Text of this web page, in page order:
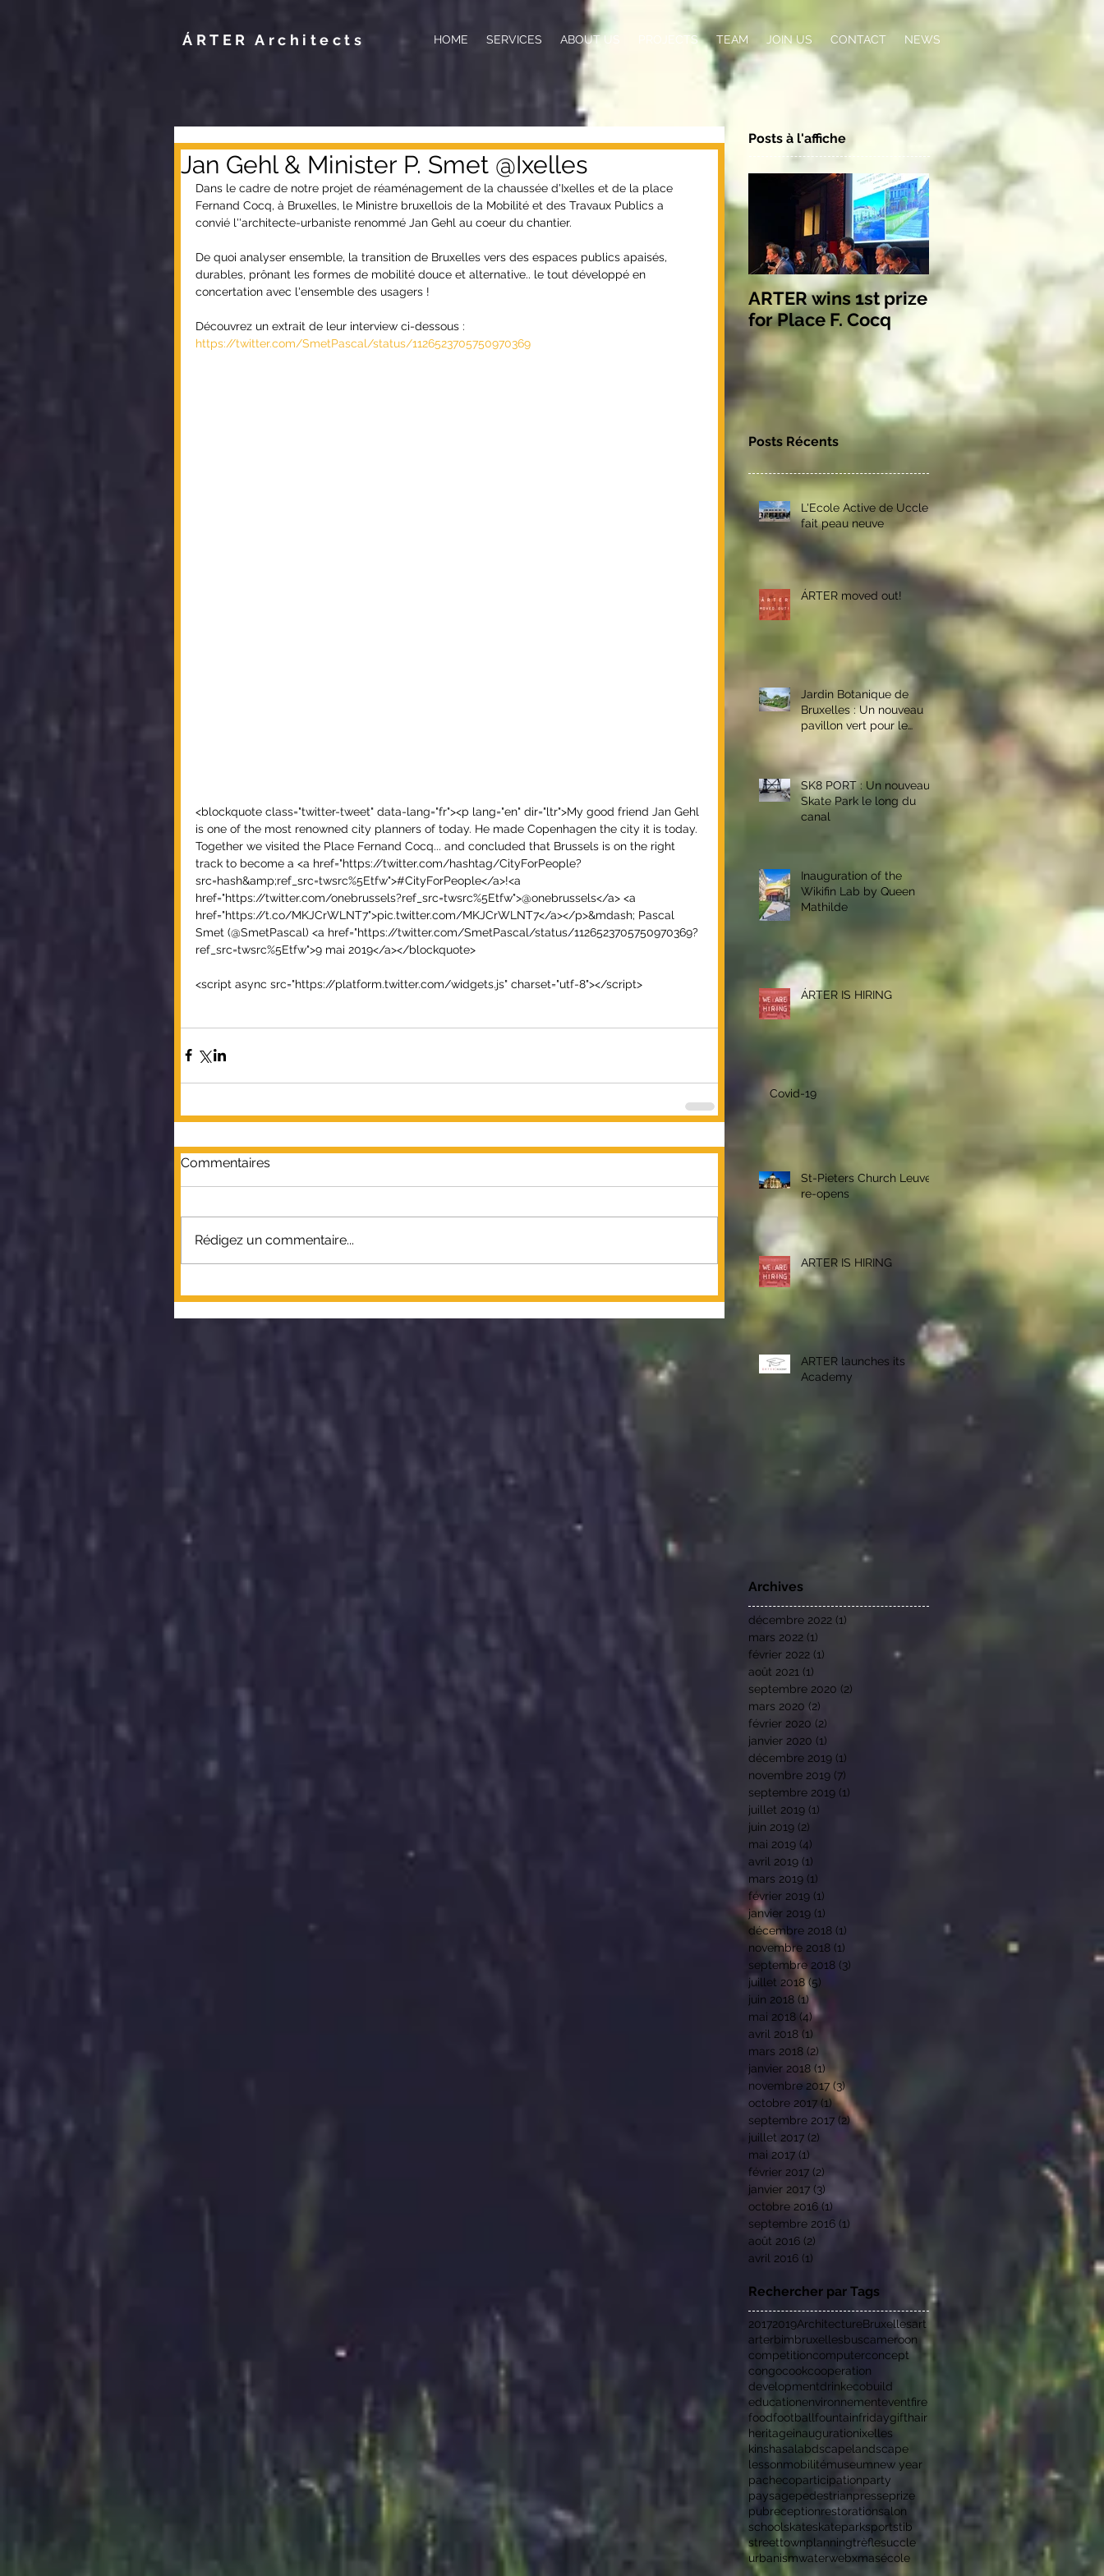
ÁRTER Architects HOME SERVICES ABOUT US PROJECTS TEAM JOIN US CONTACT NEWS
Jan Gehl & Minister P. Smet @Ixelles
Dans le cadre de notre projet de réaménagement de la chaussée d'Ixelles et de la place
Fernand Cocq, à Bruxelles, le Ministre bruxellois de la Mobilité et des Travaux Publics a
convié l''architecte-urbaniste renommé Jan Gehl au coeur du chantier.
De quoi analyser ensemble, la transition de Bruxelles vers des espaces publics apaisés,
durables, prônant les formes de mobilité douce et alternative.. le tout développé en
concertation avec l'ensemble des usagers !
Découvrez un extrait de leur interview ci-dessous :
https://twitter.com/SmetPascal/status/1126523705750970369
<blockquote class="twitter-tweet" data-lang="fr"><p lang="en" dir="ltr">My good friend Jan Gehl
is one of the most renowned city planners of today. He made Copenhagen the city it is today.
Together we visited the Place Fernand Cocq... and concluded that Brussels is on the right
track to become a <a href="https://twitter.com/hashtag/CityForPeople?
src=hash&amp;ref_src=twsrc%5Etfw">#CityForPeople</a>!<a
href="https://twitter.com/onebrussels?ref_src=twsrc%5Etfw">@onebrussels</a> <a
href="https://t.co/MKJCrWLNT7">pic.twitter.com/MKJCrWLNT7</a></p>&mdash; Pascal
Smet (@SmetPascal) <a href="https://twitter.com/SmetPascal/status/1126523705750970369?
ref_src=twsrc%5Etfw">9 mai 2019</a></blockquote>
<script async src="https://platform.twitter.com/widgets.js" charset="utf-8"></script>
Commentaires
Rédigez un commentaire...
Posts à l'affiche
ARTER wins 1st prize
for Place F. Cocq
Posts Récents
L'Ecole Active de Uccle
fait peau neuve
ÁRTER moved out!
Jardin Botanique de
Bruxelles : Un nouveau
pavillon vert pour le
personnel des parcs
SK8 PORT : Un nouveau
Skate Park le long du
canal
Inauguration of the
Wikifin Lab by Queen
Mathilde
ÁRTER IS HIRING
Covid-19
St-Pieters Church Leuven
re-opens
ARTER IS HIRING
ARTER launches its
Academy
Archives
décembre 2022 (1)
mars 2022 (1)
février 2022 (1)
août 2021 (1)
septembre 2020 (2)
mars 2020 (2)
février 2020 (2)
janvier 2020 (1)
décembre 2019 (1)
novembre 2019 (7)
septembre 2019 (1)
juillet 2019 (1)
juin 2019 (2)
mai 2019 (4)
avril 2019 (1)
mars 2019 (1)
février 2019 (1)
janvier 2019 (1)
décembre 2018 (1)
novembre 2018 (1)
septembre 2018 (3)
juillet 2018 (5)
juin 2018 (1) 1 post
mai 2018 (4)4 posts
avril 2018 (1)
mars 2018 (2)
janvier 2018 (1)
novembre 2017 (3)3 posts
octobre 2017 (1)1 post
septembre 2017 (2)2 posts
juillet 2017 (2)
mai 2017 (1)
février 2017 (2)
janvier 2017 (3)
octobre 2016 (1) 1 post
septembre 2016 (1)
août 2016 (2)
avril 2016 (1)
Rechercher par Tags
20172019ArchitectureBruxellesart
arterbimbruxellesbuscameroon
competitioncomputerconcept
congocookcooperation
developmentdrinkecobuild
educationenvironnementeventfire
foodfootballfountainfridaygifthair
heritageinaugurationixelles
kinshasalabdscapelandscape
lessonmobilitémuseumnew year
pachecoparticipationparty
paysagepedestrianpresseprize
pubreceptionrestorationsalon
schoolskateskateparksportstib
streettownplanningtrèflesuccle
urbanismwaterwebxmasécole